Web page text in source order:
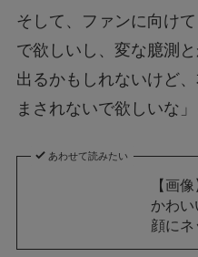
そして、ファンに向け
で欲しいし、変な臆測
出るかもしれないけど
まされないで欲しいな
あわせて読みたい
【画
かわ
顔にネ